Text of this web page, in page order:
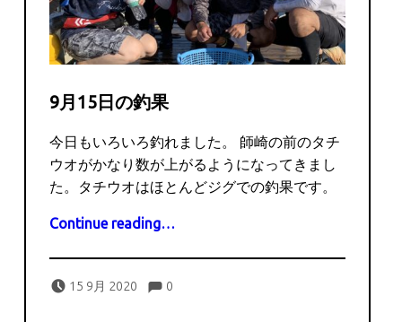
9月15日の釣果
今日もいろいろ釣れました。 師崎の前のタチ
ウオがかなり数が上がるようになってきまし
た。タチウオはほとんどジグでの釣果です。
Continue reading“9月15日の釣果”
…
15 9月 2020
captains Comments:0